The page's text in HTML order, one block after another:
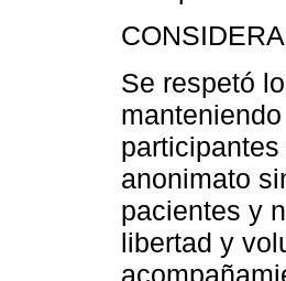
Se respetó
anonimato
pacientes y
libertad y